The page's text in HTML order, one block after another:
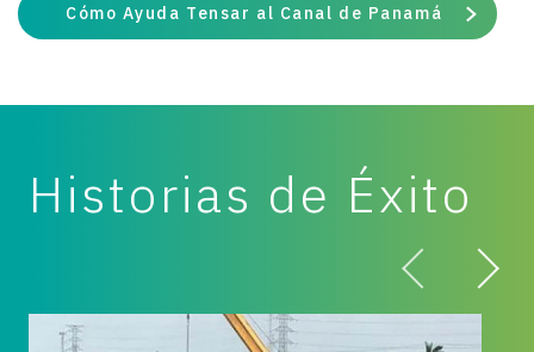
Cómo Ayuda Tensar al Canal de Panamá
Historias de Éxito